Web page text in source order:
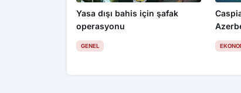
Yasa dışı bahis için şafak
operasyonu
GENEL